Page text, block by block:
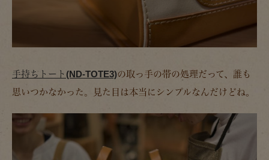
手持ちトート(ND-TOTE3)の取っ手の帯の処理だって、誰も
思いつかなかった。見た目は本当にシンプルなんだけどね。